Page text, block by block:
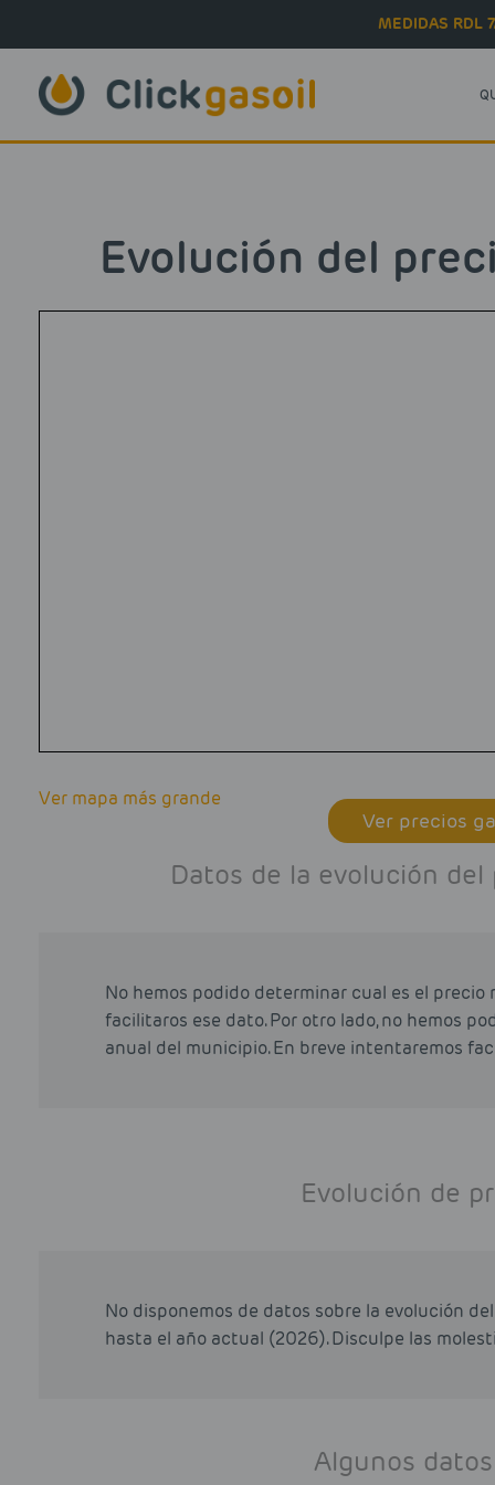
MEDIDAS RDL
Evolución del
Ver mapa más grande
Ver precios
Datos de la evolución
No hemos podido determinar cual es el
facilitaros ese dato. Por otro lado, no hemos
anual del municipio. En breve intentaremos
Evolución de
No disponemos de datos sobre la evolución
hasta el año actual (2026). Disculpe las
Algunos